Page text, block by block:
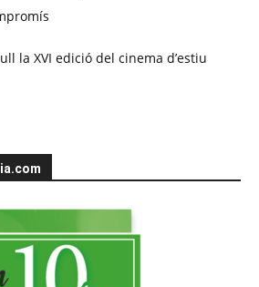
la XVI edició del cinema d’estiu